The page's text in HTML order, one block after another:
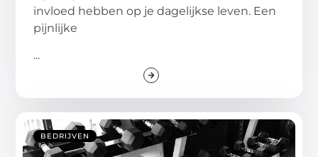
invloed hebben op je dagelijkse leven. Een
pijnlijke
...
BEDRIJVEN